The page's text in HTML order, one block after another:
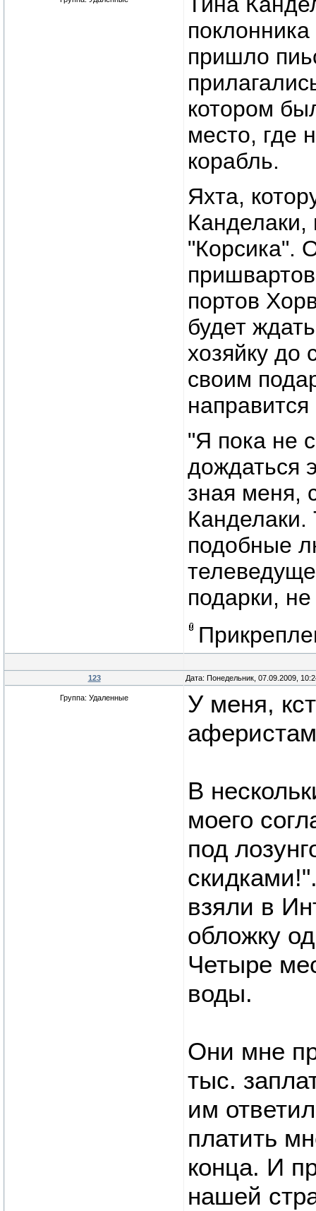
пришло
котором
место, где
корабль.
Яхта,
Канделаки,
"Корсика".
портов
будет
хозяйку до
своим
"Я пока не
дождаться
зная меня,
Канделаки.
подобные
подарки,
123 Дата: Понедельник, 07.09.2009,
Группа: Удаленные
У меня,
В
моего
под
взяли в
обложку
Четыре
воды.
Они мне
тыс.
им
платить
конца. И
нашей